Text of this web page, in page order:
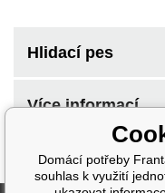
Hlidací pes
Více informací
Domácí potřeby
souhlas k využití